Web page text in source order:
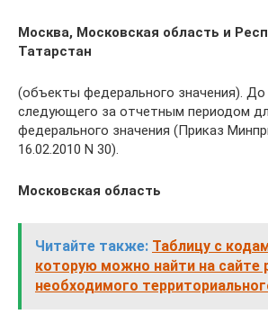
Москва, Московская область и
Татарстан
(объекты федерального значения). До
следующего за отчетным периодом
федерального значения (Приказ
16.02.2010 N 30).
Московская область
Читайте также: Таблицу с
которую можно найти на сайте
необходимого